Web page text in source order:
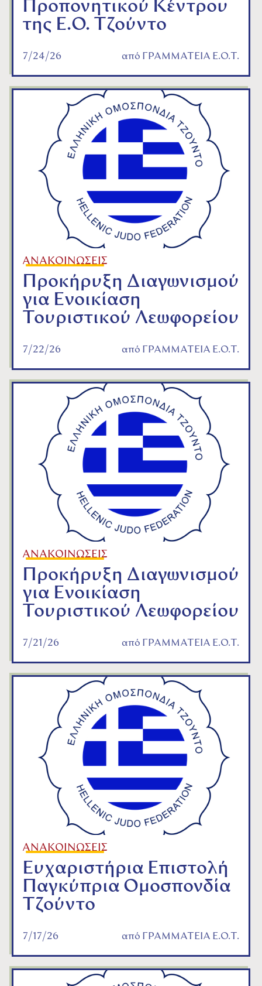
Προπονητικού Κέντρου
της Ε.Ο. Τζούντο
7/24/26 από ΓΡΑΜΜΑΤΕΙΑ Ε.Ο.Τ.
ΑΝΑΚΟΙΝΩΣΕΙΣ
Προκήρυξη Διαγωνισμού
για Ενοικίαση
Τουριστικού Λεωφορείου
7/22/26 από ΓΡΑΜΜΑΤΕΙΑ Ε.Ο.Τ.
ΑΝΑΚΟΙΝΩΣΕΙΣ
Προκήρυξη Διαγωνισμού
για Ενοικίαση
Τουριστικού Λεωφορείου
7/21/26 από ΓΡΑΜΜΑΤΕΙΑ Ε.Ο.Τ.
ΑΝΑΚΟΙΝΩΣΕΙΣ
Ευχαριστήρια Επιστολή
Παγκύπρια Ομοσπονδία
Τζούντο
7/17/26 από ΓΡΑΜΜΑΤΕΙΑ Ε.Ο.Τ.